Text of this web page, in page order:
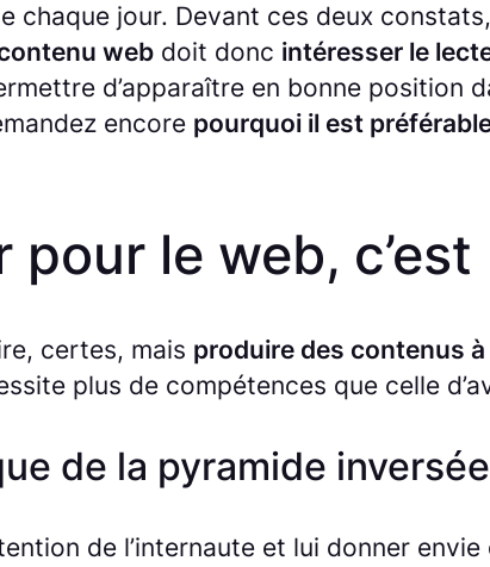
chaque jour. Devant ces deux
web doit donc intéresser le
d’apparaître en bonne position
encore pourquoi il est
pour le web,
certes, mais produire des contenus
plus de compétences que celle
de la pyramide inversée
de l’internaute et lui donner